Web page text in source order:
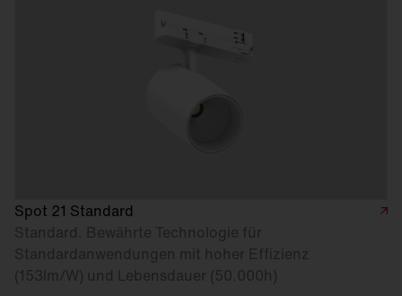
Spot 21 Standard
Standard. Bewährte Technologie für
Standardanwendungen mit hoher Effizienz
(153lm/W) und Lebensdauer (50.000h)